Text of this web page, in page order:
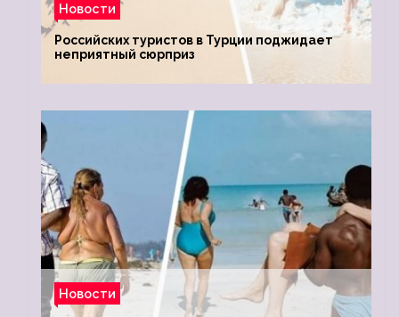
Новости
Российских туристов в Турции поджидает
неприятный сюрприз
Новости